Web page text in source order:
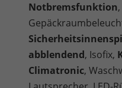
Notbremsfunktion
abblendend, Isofix,
Climatronic,